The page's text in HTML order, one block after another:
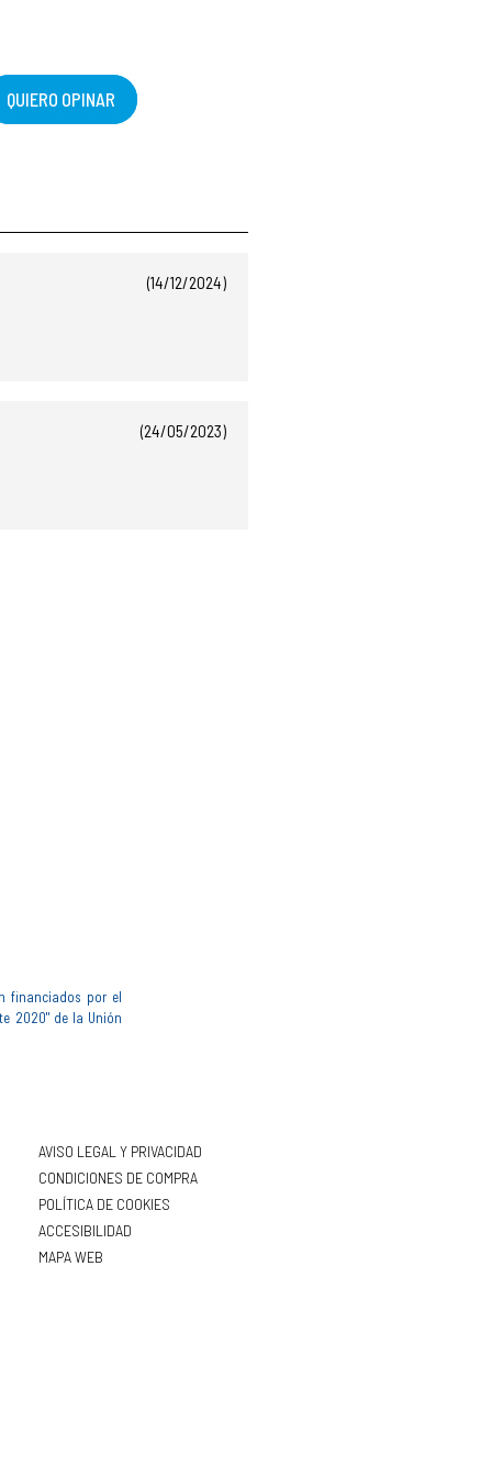
QUIERO OPINAR
(14/12/2024)
(24/05/2023)
financiados por el
2020" de la Unión
AVISO LEGAL Y PRIVACIDAD
CONDICIONES DE COMPRA
POLÍTICA DE COOKIES
ACCESIBILIDAD
MAPA WEB